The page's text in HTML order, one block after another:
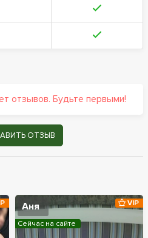
отзывов. Будьте первыми!
ОТЗЫВ
Аня VIP
Сейчас на сайте